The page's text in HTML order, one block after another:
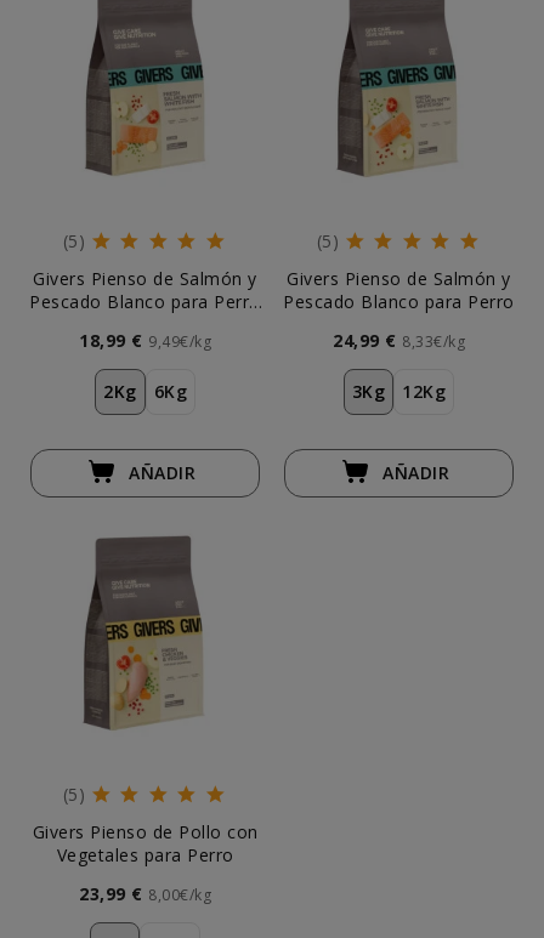
(5)
Givers Pienso de Salmón y
Pescado Blanco para Perro
18,99 € 9,49€/kg
2Kg 6Kg
AÑADIR
(5)
Givers Pienso de Salmón y
Pescado Blanco para Perro
24,99 € 8,33€/kg
3Kg 12Kg
AÑADIR
(5)
Givers Pienso de Pollo con
Vegetales para Perro
23,99 € 8,00€/kg